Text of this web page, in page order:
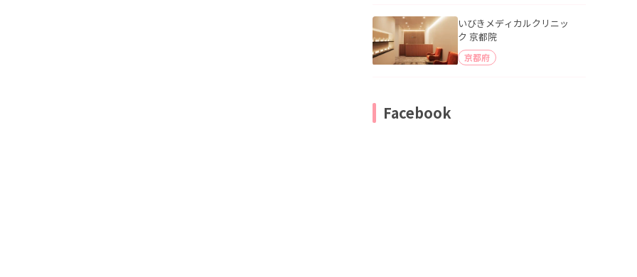
いびきメディカルクリニッ
ク 京都院
京都府
Facebook